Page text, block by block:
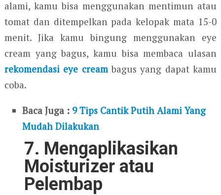
alami, kamu bisa menggunakan mentimun atau
tomat dan ditempelkan pada kelopak mata 15-0
menit. Jika kamu bingung menggunakan eye
cream yang bagus, kamu bisa membaca ulasan
rekomendasi eye creambagus yang dapat kamu
coba.
Baca Juga : 9 Tips Cantik Putih Alami Yang
Mudah Dilakukan
7. Mengaplikasikan
Moisturizer atau
Pelembap